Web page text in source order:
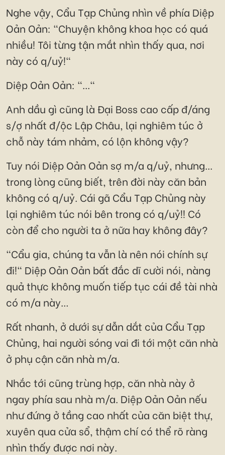
Nghe vậy, Cẩu Tạp Chủng nhìn về phía Diệp
Oản Oản: "Chuyện không khoa học có quá
nhiều! Tôi từng tận mắt nhìn thấy qua, nơi
này có q/uỷ!"
Diệp Oản Oản: "..."
Anh dầu gì cũng là Đại Boss cao cấp đ/áng
s/ợ nhất đ/ộc Lập Châu, lại nghiêm túc ở
chỗ này tám nhảm, có lộn không vậy?
Tuy nói Diệp Oản Oản sợ m/a q/uỷ, nhưng...
trong lòng cũng biết, trên đời này căn bản
không có q/uỷ. Cái gã Cẩu Tạp Chủng này
lại nghiêm túc nói bên trong có q/uỷ!! Có
còn để cho người ta ở nữa hay không đây?
"Cẩu gia, chúng ta vẫn là nên nói chính sự
đi!" Diệp Oản Oản bất đắc dĩ cười nói, nàng
quả thực không muốn tiếp tục cái đề tài nhà
có m/a này…
Rất nhanh, ở dưới sự dẫn dắt của Cẩu Tạp
Chủng, hai người sóng vai đi tới một căn nhà
ở phụ cận căn nhà m/a.
Nhắc tới cũng trùng hợp, căn nhà này ở
ngay phía sau nhà m/a. Diệp Oản Oản nếu
như đứng ở tầng cao nhất của căn biệt thự,
xuyên qua cửa sổ, thậm chí có thể rõ ràng
nhìn thấy được nơi này.